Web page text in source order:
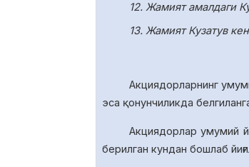
12. Жамият амалдаги
13. Жамият Кузатув
Акциядорларнинг
эса қонунчиликда
Акциядорлар умумий
берилган кундан бошлаб